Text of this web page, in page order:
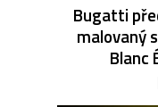
Bugatti
malovaný
Blanc